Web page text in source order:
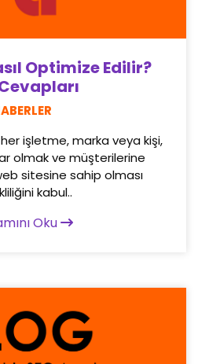
Optimize Edilir?
işletme, marka veya kişi,
olmak ve müşterilerine
sitesine sahip olması
kabul..
Oku